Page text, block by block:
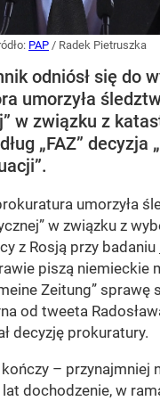
PAP / Radek Pietruszka
odniósł się do
umorzyła
w związku z
„FAZ” decyzja
umorzyła
w związku z
z Rosją przy badaniu
piszą niemieckie
Zeitung” sprawę
od tweeta
decyzję prokuratury.
– przynajmniej
dochodzenie, w